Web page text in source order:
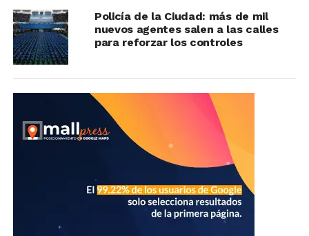
Policía de la Ciudad: más de mil
nuevos agentes salen a las calles
para reforzar los controles